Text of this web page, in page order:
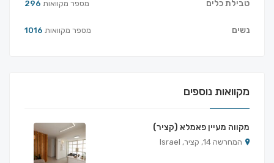
טבילת כלים 296 מספר מקוואות
נשים 1016 מספר מקוואות
מקוואות נוספים
מקווה מעיין פאמלא (קציר)
המחרשה 14, קציר, Israel